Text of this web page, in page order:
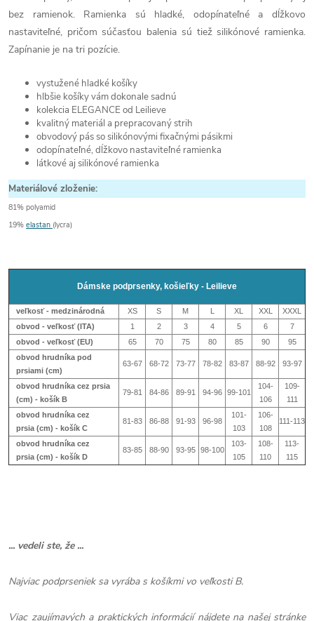
bez ramienok. Ramienka sú hladké, odopínateľné a dĺžkovo
nastaviteľné, pričom súčasťou balenia sú tiež silikónové ramienka.
Zapínanie je na tri pozície.
vystužené hladké košíky
hlbšie košíky vám dokonale sadnú
kolekcia ELEGANCE od Leilieve
kvalitný materiál a prepracovaný strih
obvodový pás so silikónovými fixačnými pásikmi
odopínateľné, dĺžkovo nastaviteľné ramienka
látkové aj silikónové ramienka
Materiálové zloženie:
81% polyamid
19% elastan (lycra)
Dámske podprsenky, košieľky - Leilieve
veľkosť - medzinárodná XS S M L XL XXL
XXXL
obvod - veľkosť (ITA)
1 2 3 4 5 6
7
obvod - veľkosť (EU)
65 70 75 80 85 90
95
obvod hrudníka pod
prsiami (cm)
63-67 68-72 73-77 78-82 83-87 88-92 93-97
obvod hrudníka cez prsia
(cm) - košík B
79-81 84-86 89-91 94-96 99-101
104-
106
109-
111
obvod hrudníka cez
prsia (cm) - košík C
81-83 86-88 91-93 96-98
101-
103
106-
108
111-113
obvod hrudníka cez
prsia (cm) - košík D
83-85 88-90 93-95 98-100
103-
105
108-
110
113-
115
... vedeli ste, že ...
Najviac podprseniek sa vyrába s košíkmi vo veľkosti B.
Viac zaujímavých a praktických informácií nájdete na našej stránke